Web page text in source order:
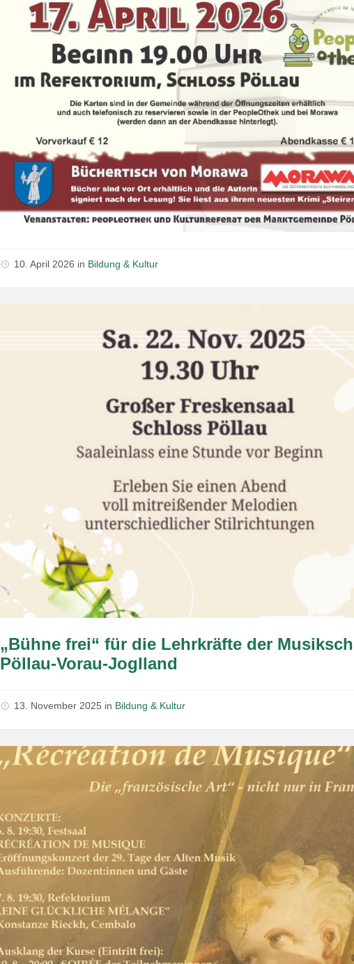
10. April 2026 in Bildung & Kultur
„Bühne frei“ für die Lehrkräfte der
Pöllau-Vorau-Joglland
13. November 2025 in Bildung & Kultur